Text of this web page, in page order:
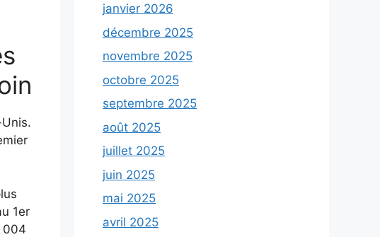
1er
004
janvier 2026
décembre 2025
novembre 2025
octobre 2025
septembre 2025
août 2025
juillet 2025
juin 2025
mai 2025
avril 2025